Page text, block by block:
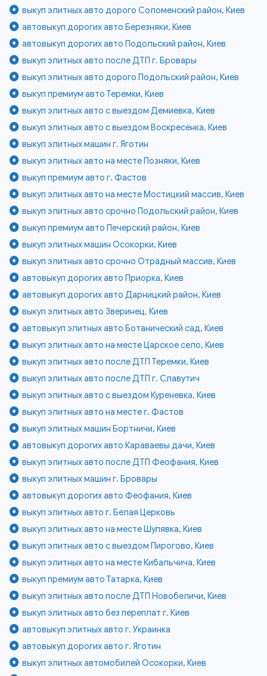
выкуп элитных авто дорого Соломенский район, Киев
автовыкуп дорогих авто Березняки, Киев
автовыкуп дорогих авто Подольский район, Киев
выкуп элитных авто после ДТП г. Бровары
выкуп элитных авто дорого Подольский район, Киев
выкуп премиум авто Теремки, Киев
выкуп элитных авто с выездом Демиевка, Киев
выкуп элитных авто с выездом Воскресенка, Киев
выкуп элитных машин г. Яготин
выкуп элитных авто на месте Позняки, Киев
выкуп премиум авто г. Фастов
выкуп элитных авто на месте Мостицкий массив, Киев
выкуп элитных авто срочно Подольский район, Киев
выкуп премиум авто Печерский район, Киев
выкуп элитных машин Осокорки, Киев
выкуп элитных авто срочно Отрадный массив, Киев
автовыкуп дорогих авто Приорка, Киев
автовыкуп дорогих авто Дарницкий район, Киев
выкуп элитных авто Зверинец, Киев
автовыкуп элитных авто Ботанический сад, Киев
выкуп элитных авто на месте Царское село, Киев
выкуп элитных авто после ДТП Теремки, Киев
выкуп элитных авто после ДТП г. Славутич
выкуп элитных авто с выездом Куреневка, Киев
выкуп элитных авто на месте г. Фастов
выкуп элитных машин Бортничи, Киев
автовыкуп дорогих авто Караваевы дачи, Киев
выкуп элитных авто после ДТП Феофания, Киев
выкуп элитных машин г. Бровары
автовыкуп дорогих авто Феофания, Киев
выкуп элитных авто г. Белая Церковь
выкуп элитных авто на месте Шулявка, Киев
выкуп элитных авто с выездом Пирогово, Киев
выкуп элитных авто на месте Кибальчича, Киев
выкуп премиум авто Татарка, Киев
выкуп элитных авто после ДТП Новобеличи, Киев
выкуп элитных авто без переплат г. Киев
автовыкуп элитных авто г. Украинка
автовыкуп дорогих авто г. Яготин
выкуп элитных автомобилей Осокорки, Киев